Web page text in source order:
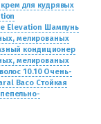
для кудрявых
Elevation Шампунь
мелированых
кондиционер
мелированых
10.10 Очень-
Baco Стойкая